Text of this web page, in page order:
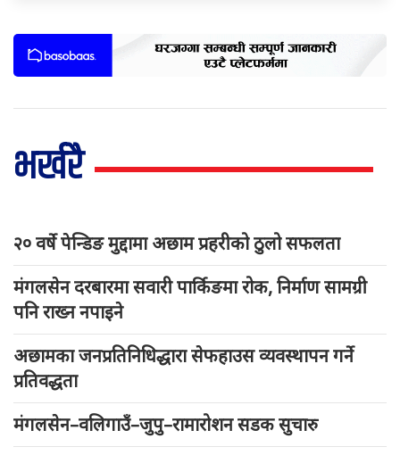
भर्खरै
२० वर्षे पेन्डिङ मुद्दामा अछाम प्रहरीको ठुलो सफलता
मंगलसेन दरबारमा सवारी पार्किङमा रोक, निर्माण सामग्री
पनि राख्न नपाइने
अछामका जनप्रतिनिधिद्धारा सेफहाउस व्यवस्थापन गर्ने
प्रतिवद्धता
मंगलसेन–वलिगाउँ–जुपु–रामारोशन सडक सुचारु